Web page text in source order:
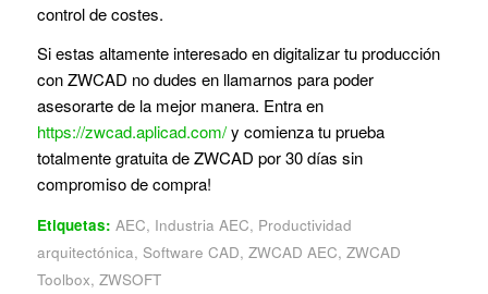
control de costes.
Si estas altamente interesado en digitalizar tu producción
con ZWCAD no dudes en llamarnos para poder
asesorarte de la mejor manera. Entra en
https://zwcad.aplicad.com/y comienza tu prueba
totalmente gratuita de ZWCAD por 30 días sin
compromiso de compra!
Etiquetas: AEC, Industria AEC, Productividad
arquitectónica, Software CAD, ZWCAD AEC, ZWCAD
Toolbox, ZWSOFT